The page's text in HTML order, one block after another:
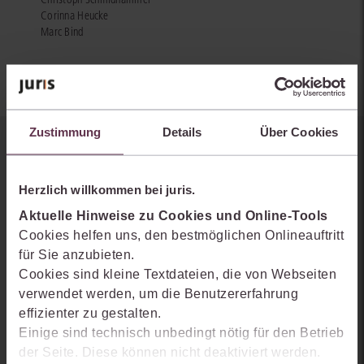
Zustimmung Details Über Cookies
Herzlich willkommen bei juris.
Aktuelle Hinweise zu Cookies und Online-Tools
Cookies helfen uns, den bestmöglichen Onlineauftritt
für Sie anzubieten.
Cookies sind kleine Textdateien, die von Webseiten
verwendet werden, um die Benutzererfahrung
effizienter zu gestalten.
Einige sind technisch unbedingt nötig für den Betrieb
der Seite. Diese können nicht deaktiviert werden.
Corinna Heucke
Marc Bind
Sie kennen juris noch nicht?
Erhalten Sie einen Einblick, wie juris das Rechts- und
Praxiswissensmanagement der Zukunft gestaltet, welche
Möglichkeiten Ihnen das juris Portal bietet und wie mit juris Ihre
Arbeitsprozesse einfacher und effizienter werden.